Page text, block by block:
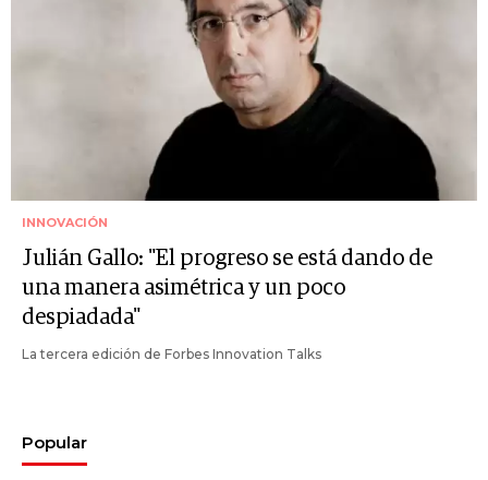
INNOVACIÓN
Julián Gallo: "El progreso se está dando de
una manera asimétrica y un poco
despiadada"
La tercera edición de Forbes Innovation Talks
Popular